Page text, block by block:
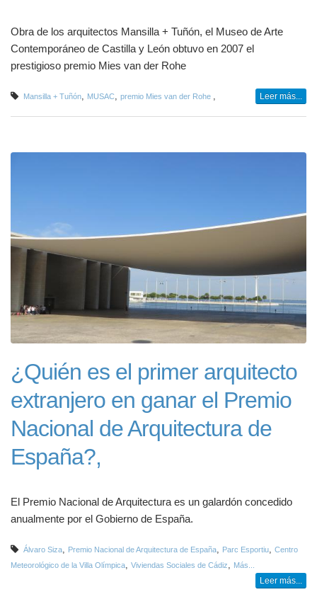
Obra de los arquitectos Mansilla + Tuñón, el Museo de Arte
Contemporáneo de Castilla y León obtuvo en 2007 el
prestigioso premio Mies van der Rohe
Mansilla + Tuñón MUSAC premio Mies van der Rohe Leer más...
¿Quién es el primer arquitecto
extranjero en ganar el Premio
Nacional de Arquitectura de
España?,
El Premio Nacional de Arquitectura es un galardón concedido
anualmente por el Gobierno de España.
Álvaro Siza Premio Nacional de Arquitectura de España Parc Esportiu
Centro
Meteorológico de la Villa Olímpica
Viviendas Sociales de Cádiz Más...
Leer más...